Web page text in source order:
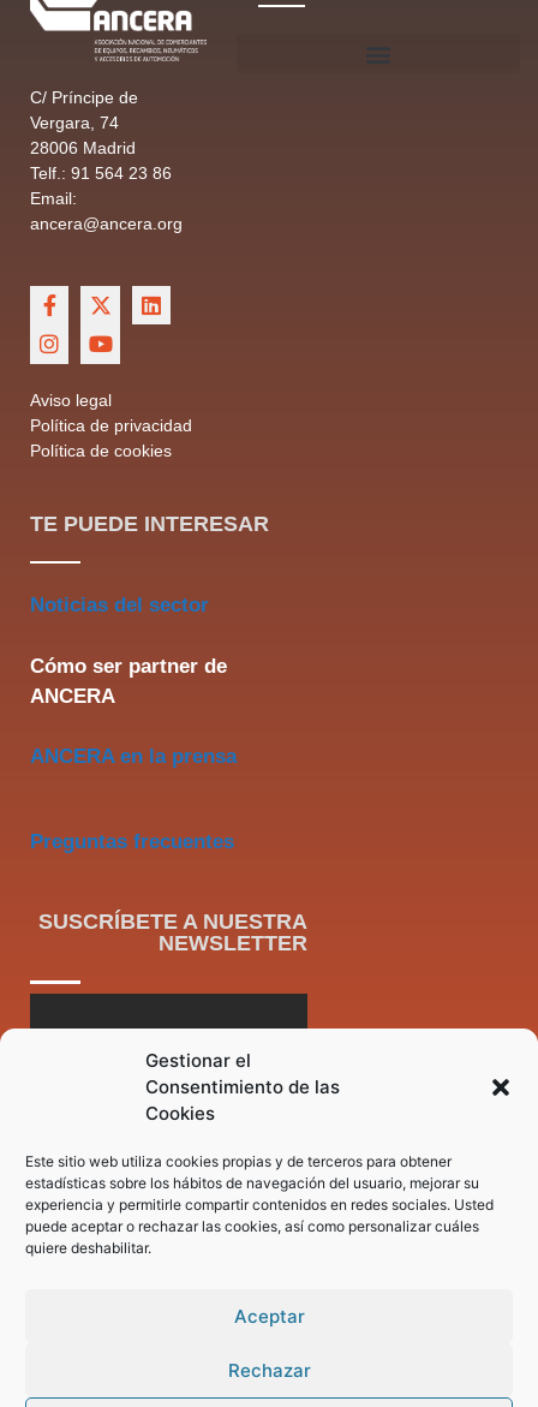
Gestionar el
Consentimiento de las
Cookies
Este sitio web utiliza cookies propias y de terceros para obtener
estadísticas sobre los hábitos de navegación del usuario, mejorar su
experiencia y permitirle compartir contenidos en redes sociales. Usted
puede aceptar o rechazar las cookies, así como personalizar cuáles
quiere deshabilitar.
Aceptar
Rechazar
C/ Príncipe de
Vergara, 74
28006 Madrid
Telf.: 91 564 23 86
Email:
ancera@ancera.org
Aviso legal
Política de privacidad
Política de cookies
TE PUEDE INTERESAR
Noticias del sector
Cómo ser partner de
ANCERA
ANCERA en la prensa
Preguntas frecuentes
SUSCRÍBETE A NUESTRA
NEWSLETTER